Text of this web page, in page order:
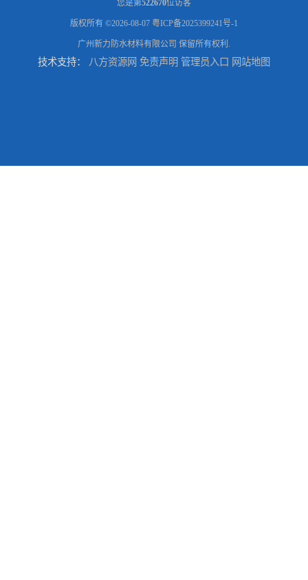
您是第522670位访客
版权所有 ©2026-08-07 粤ICP备2025399241号-1
广州新力防水材料有限公司 保留所有权利.
技术支持： 八方资源网 免责声明 管理员入口 网站地图